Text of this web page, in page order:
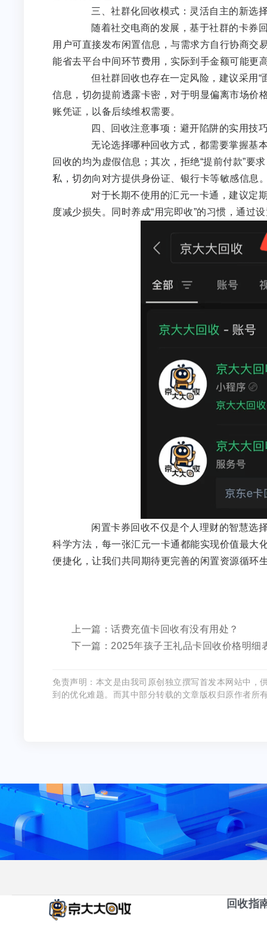
三、社群化回收模式：灵活自主的新选
随着社交电商的发展，基于社群的卡券回
用户可直接发布闲置信息，与需求方自行协商交
能省去平台中间环节费用，实际到手金额可能更
但社群回收也存在一定风险，建议采用“
信息，切勿提前透露卡密，对于明显偏离市场价
账凭证，以备后续维权需要。
四、回收注意事项：避开陷阱的实用技
无论选择哪种回收方式，都需要掌握基本
回收的均为虚假信息；其次，拒绝“提前付款”要
私，切勿向对方提供身份证、银行卡等敏感信息
对于长期不使用的汇元一卡通，建议定期
度减少损失。同时养成“用完即收”的习惯，通过
闲置卡券回收不仅是个人理财的智慧选择
科学方法，每一张汇元一卡通都能实现价值最大
便捷化，让我们共同期待更完善的闲置资源
上一篇：话费充值卡回收有没有用处？
下一篇：2025年孩子王礼品卡回收价格明细
免责声明：本文是由我司原创独立撰写首发本网站中，
到的优化难题。而其中部分转载的文章版权归原作者所
回收指